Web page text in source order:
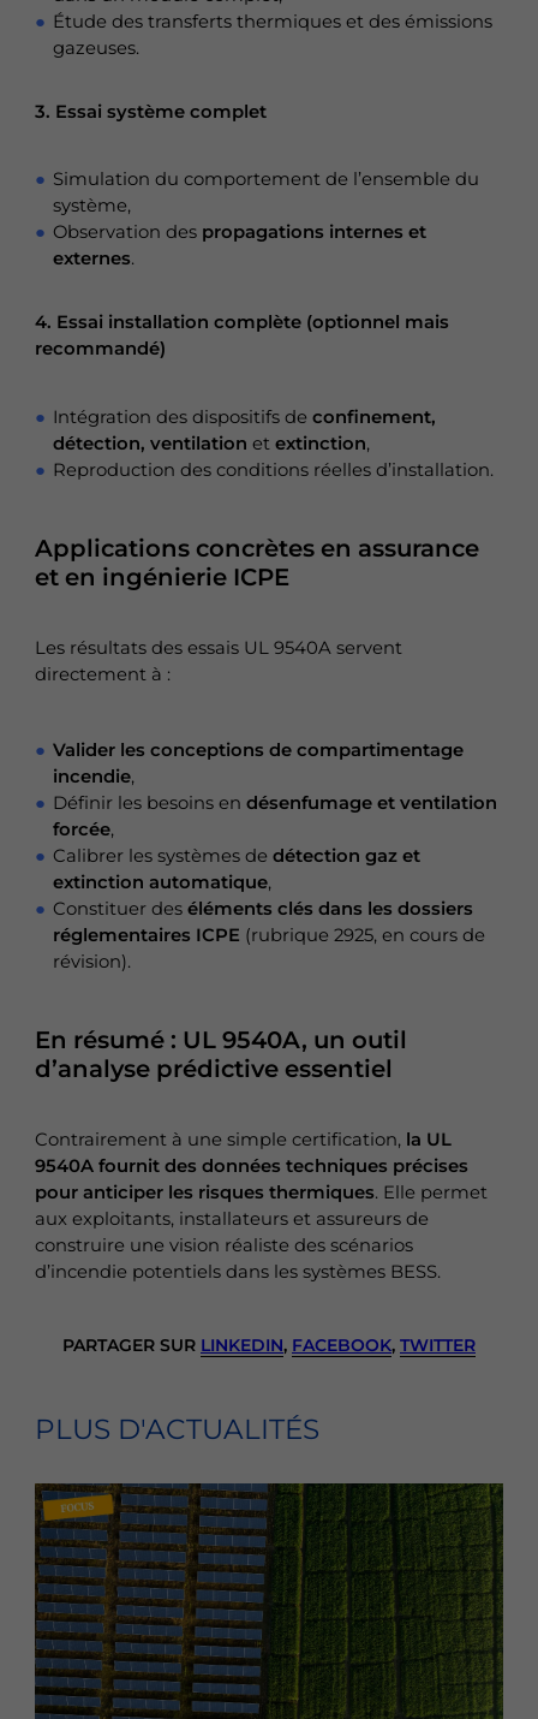
Étude des transferts thermiques et des émissions
gazeuses.
3. Essai système complet
Simulation du comportement de l’ensemble du
système,
Observation des propagations internes et
externes.
4. Essai installation complète (optionnel mais
recommandé)
Intégration des dispositifs de confinement,
détection, ventilation et extinction,
Reproduction des conditions réelles d’installation.
Applications concrètes en assurance
et en ingénierie ICPE
Les résultats des essais UL 9540A servent
directement à :
Valider les conceptions de compartimentage
incendie,
Définir les besoins en désenfumage et ventilation
forcée,
Calibrer les systèmes de détection gaz et
extinction automatique,
Constituer des éléments clés dans les dossiers
réglementaires ICPE (rubrique 2925, en cours de
révision).
En résumé : UL 9540A, un outil
d’analyse prédictive essentiel
Contrairement à une simple certification, la UL
9540A fournit des données techniques précises
pour anticiper les risques thermiques. Elle permet
aux exploitants, installateurs et assureurs de
construire une vision réaliste des scénarios
d’incendie potentiels dans les systèmes BESS.
PARTAGER SUR LINKEDIN, FACEBOOK, TWITTER
PLUS D'ACTUALITÉS